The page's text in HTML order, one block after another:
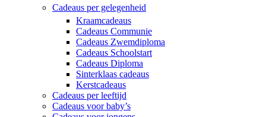
Cadeaus per gelegenheid
Kraamcadeaus
Cadeaus Communie
Cadeaus Zwemdiploma
Cadeaus Schoolstart
Cadeaus Diploma
Sinterklaas cadeaus
Kerstcadeaus
Cadeaus per leeftijd
Cadeaus voor baby’s